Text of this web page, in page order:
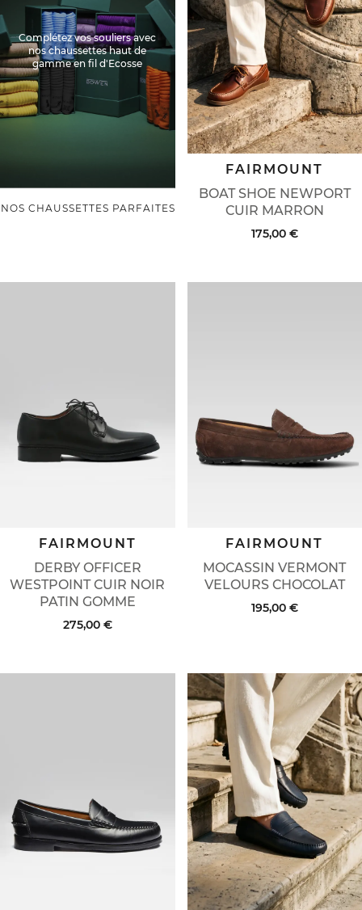
Complétez vos souliers avec
nos chaussettes haut de
gamme en fil d'Ecosse
NOS CHAUSSETTES PARFAITES
BOAT SHOE NEWPORT
CUIR MARRON
FAIRMOUNT
175,00 €
DERBY OFFICER
WESTPOINT CUIR NOIR
PATIN GOMME
FAIRMOUNT
275,00 €
MOCASSIN VERMONT
VELOURS CHOCOLAT
FAIRMOUNT
195,00 €